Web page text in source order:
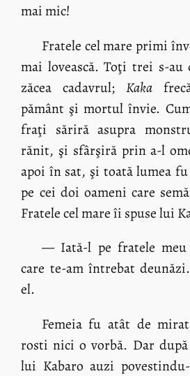
mai mic!
Fratele cel mare primi
mai lovească. Toţi trei s-au
zăcea cadavrul;Kaka
pământ şi mortul învie.
fraţi săriră asupra
rănit, şi sfârşiră prin a-l
apoi în sat, şi toată lumea
pe cei doi oameni care
Fratele cel mare îi spuse lui
— Iată-l pe fratele meu
care te-am întrebat
el.
Femeia fu atât de
rosti nici o vorbă. Dar
lui Kabaro auzi